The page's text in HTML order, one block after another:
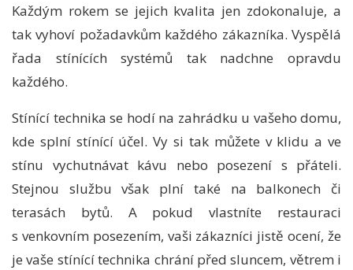
Každým rokem se jejich kvalita jen zdokonaluje, a
tak vyhoví požadavkům každého zákazníka. Vyspělá
řada stínících systémů tak nadchne opravdu
každého.
Stínící technika se hodí na zahrádku u vašeho domu,
kde splní stínící účel. Vy si tak můžete v klidu a ve
stínu vychutnávat kávu nebo posezení s přáteli.
Stejnou službu však plní také na balkonech či
terasách bytů. A pokud vlastníte restauraci
s venkovním posezením, vaši zákazníci jistě ocení, že
je vaše stínící technika chrání před sluncem, větrem i